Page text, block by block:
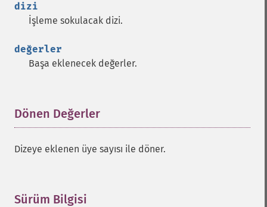
dizi
İşleme sokulacak dizi.
değerler
Başa eklenecek değerler.
Dönen Değerler
Dizeye eklenen üye sayısı ile döner.
Sürüm Bilgisi